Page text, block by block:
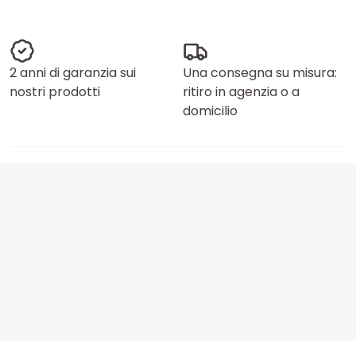
2 anni di garanzia sui
nostri prodotti
Una consegna su misura:
ritiro in agenzia o a
domicilio